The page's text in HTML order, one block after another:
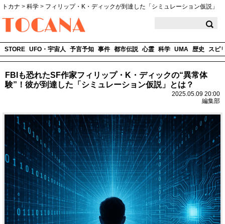
トカナ > 科学 > フィリップ・K・ディックが到達した「シミュレーション仮説」
STORE UFO・宇宙人 予言予知 事件 都市伝説 心霊 科学 UMA 歴史 スピ
FBIも恐れたSF作家フィリップ・K・ディックの“異常体
験”！彼が到達した「シミュレーション仮説」とは？
2025.05.09 20:00
編集部